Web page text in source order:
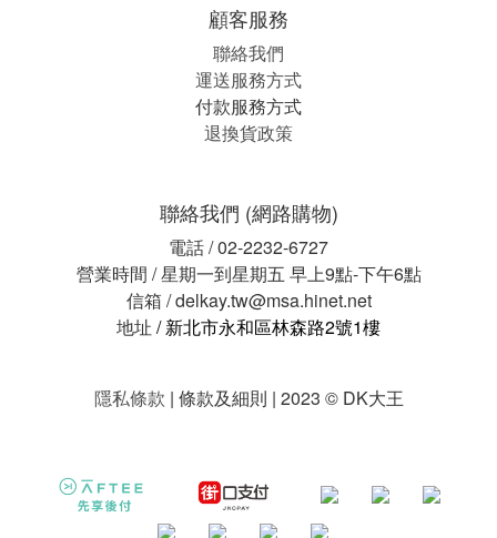
顧客服務
聯絡我們
運送服務方式
付款服務方式
退換貨政策
聯絡我們 (網路購物)
電話 / 02-2232-6727
營業時間 / 星期一到星期五 早上9點-下午6點
信箱 / delkay.tw@msa.hinet.net
地址 / 新北市永和區林森路2號1樓
隱私條款 | 條款及細則 | 2023 © DK大王